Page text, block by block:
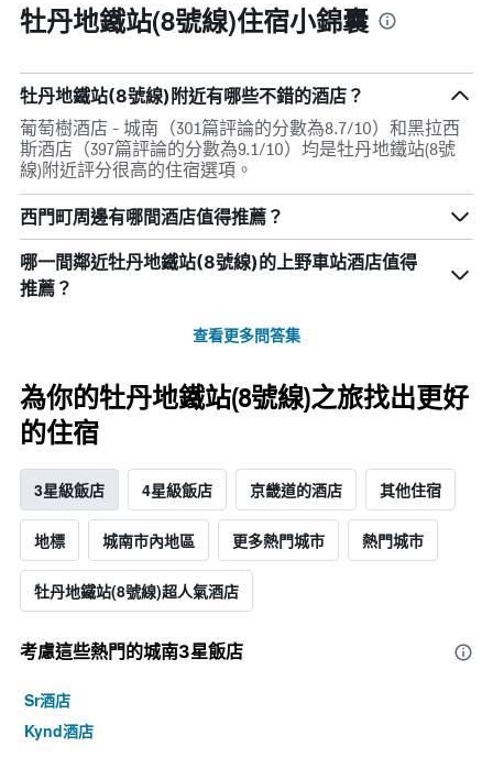
牡丹地鐵站(8號線)住宿小錦囊
牡丹地鐵站(8號線)附近有哪些不錯的酒店？
葡萄樹酒店 - 城南（301篇評論的分數為8.7/10）和黑拉西
斯酒店（397篇評論的分數為9.1/10）均是牡丹地鐵站(8號
線)附近評分很高的住宿選項。
西門町周邊有哪間酒店值得推薦？
哪一間鄰近牡丹地鐵站(8號線)的上野車站酒店值得
推薦？
查看更多問答集
為你的牡丹地鐵站(8號線)之旅找出更好
的住宿
3星級飯店 4星級飯店 京畿道的酒店 其他住宿
地標 城南市內地區 更多熱門城市 熱門城市
牡丹地鐵站(8號線)超人氣酒店
考慮這些熱門的城南3星​飯店
Sr酒店
Kynd酒店